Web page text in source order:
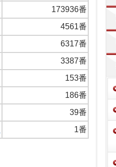
173936番
4561番
6317番
3387番
153番
186番
39番
1番